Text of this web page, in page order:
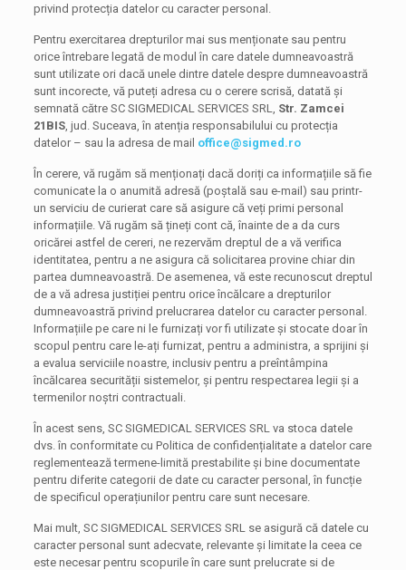
privind protecția datelor cu caracter personal.
Pentru exercitarea drepturilor mai sus menționate sau pentru
orice întrebare legată de modul în care datele dumneavoastră
sunt utilizate ori dacă unele dintre datele despre dumneavoastră
sunt incorecte, vă puteți adresa cu o cerere scrisă, datată și
semnată către SC SIGMEDICAL SERVICES SRL, Str. Zamcei
21BIS, jud. Suceava, în atenția responsabilului cu protecția
datelor – sau la adresa de mail office@sigmed.ro
În cerere, vă rugăm să menționați dacă doriți ca informațiile să fie
comunicate la o anumită adresă (poștală sau e-mail) sau printr-
un serviciu de curierat care să asigure că veți primi personal
informațiile. Vă rugăm să țineți cont că, înainte de a da curs
oricărei astfel de cereri, ne rezervăm dreptul de a vă verifica
identitatea, pentru a ne asigura că solicitarea provine chiar din
partea dumneavoastră. De asemenea, vă este recunoscut dreptul
de a vă adresa justiției pentru orice încălcare a drepturilor
dumneavoastră privind prelucrarea datelor cu caracter personal.
Informațiile pe care ni le furnizați vor fi utilizate și stocate doar în
scopul pentru care le-ați furnizat, pentru a administra, a sprijini și
a evalua serviciile noastre, inclusiv pentru a preîntâmpina
încălcarea securității sistemelor, și pentru respectarea legii și a
termenilor noștri contractuali.
În acest sens, SC SIGMEDICAL SERVICES SRL va stoca datele
dvs. în conformitate cu Politica de confidențialitate a datelor care
reglementează termene-limită prestabilite și bine documentate
pentru diferite categorii de date cu caracter personal, în funcție
de specificul operațiunilor pentru care sunt necesare.
Mai mult, SC SIGMEDICAL SERVICES SRL se asigură că datele cu
caracter personal sunt adecvate, relevante și limitate la ceea ce
este necesar pentru scopurile în care sunt prelucrate si de